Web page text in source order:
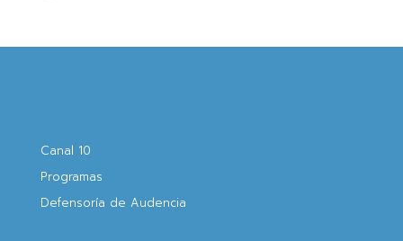
Canal 10
Programas
Defensoría de Audencia